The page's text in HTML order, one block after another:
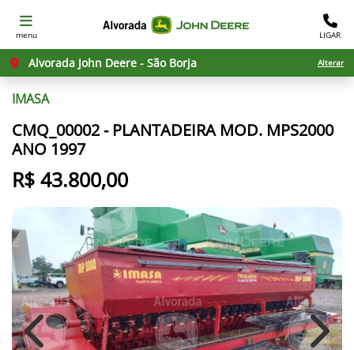
menu LIGAR
Alvorada John Deere - São Borja Alterar
IMASA
CMQ_00002 - PLANTADEIRA MOD. MPS2000
ANO 1997
R$ 43.800,00
Previous Next